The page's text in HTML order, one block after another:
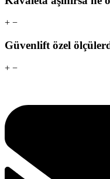
+ −
Güvenlift özel
+ −